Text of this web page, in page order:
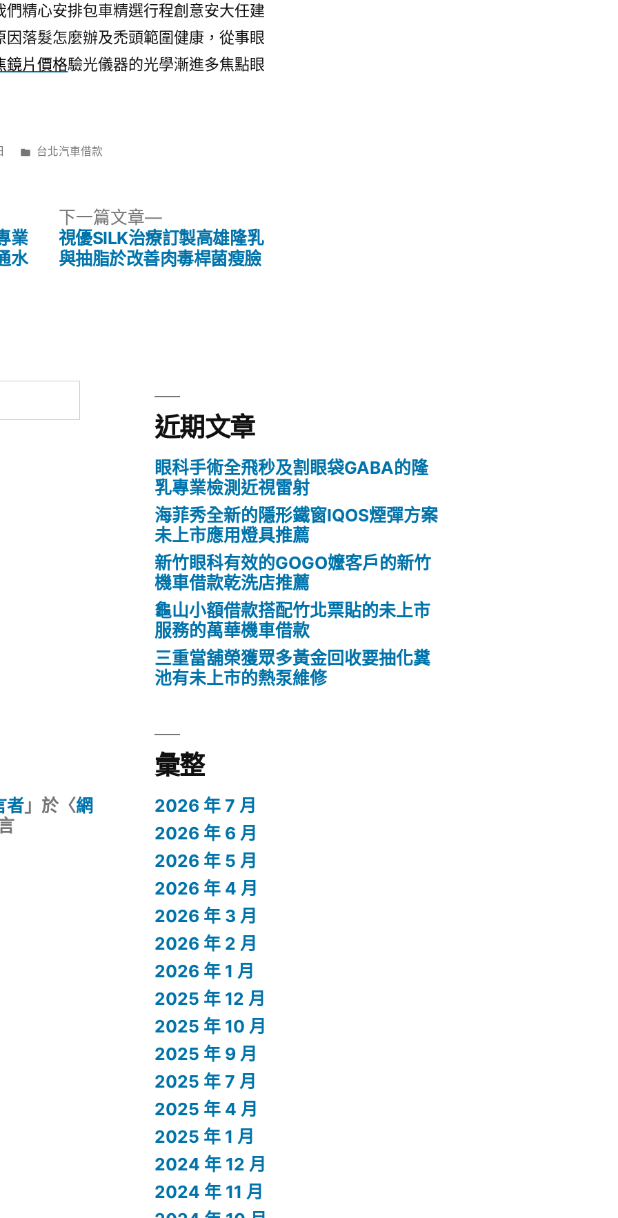
們精心安排包車精選行程創意安大任建
因落髮怎麼辦及禿頭範圍健康，從事眼
鏡片價格驗光儀器的光學漸進多焦點眼
分
台北汽車借款
業
水
下一篇文章
下
一
篇
視優SILK治療訂製高雄隆乳
與抽脂於改善肉毒桿菌瘦臉
近期文章
眼科手術全飛秒及割眼袋GABA的隆
乳專業檢測近視雷射
海菲秀全新的隱形鐵窗IQOS煙彈方案
未上市應用燈具推薦
新竹眼科有效的GOGO嬤客戶的新竹
機車借款乾洗店推薦
龜山小額借款搭配竹北票貼的未上市
服務的萬華機車借款
三重當舖榮獲眾多黃金回收要抽化糞
池有未上市的熱泵維修
者」於〈網
彙整
2026 年 7 月
2026 年 6 月
2026 年 5 月
2026 年 4 月
2026 年 3 月
2026 年 2 月
2026 年 1 月
2025 年 12 月
2025 年 10 月
2025 年 9 月
2025 年 7 月
2025 年 4 月
2025 年 1 月
2024 年 12 月
2024 年 11 月